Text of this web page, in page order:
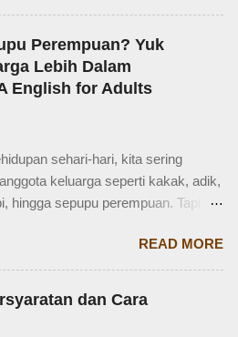
sayur sama mba. Waktu itu
tidur. Terus kakak nangis. Sama
diajak main dan dipinjami
langsung memberondong Zaidan
pertanyaan. Mbak yang
yang mana? Kejadiannya
detailnya. Ayau, mungkin juga dia
dengan reaksi saya. Bagaimana
Saya taksir usia Zaidan sekitar
di bangku TK, saya sudah tidak
rumah. Meniggalkan anak usia
di rumah, tentu saja saya terkejut.
sayur tak lama, 5 atau 10 menit
Perempuan? Yuk
Lebih Dalam
English for Adults
sehari-hari, kita sering
keluarga seperti kakak, adik,
hingga sepupu perempuan. Tapi
Salah satu contoh yang
bahasa Inggris sepupu
. Banyak orang mungkin tahu kata
tahukah kamu bahwa sepupu
READ MORE
dan Cara